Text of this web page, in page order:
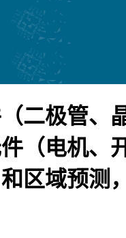
二极管、
（电机、
区域预测